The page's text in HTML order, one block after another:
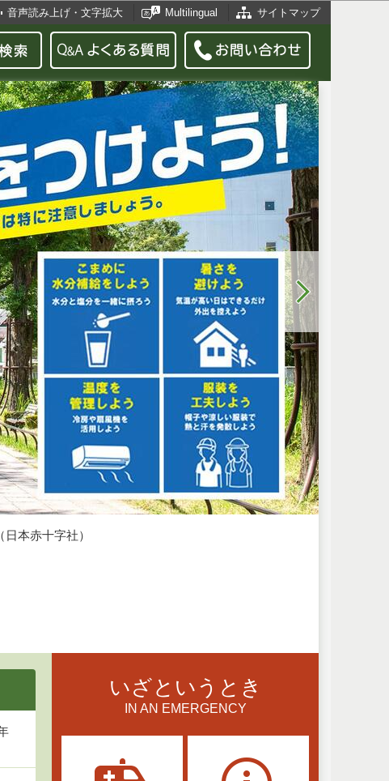
音声読み上げ・文字拡大 Multilingual サイトマップ
本赤十字社）
いざというとき
IN AN EMERGENCY